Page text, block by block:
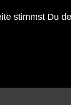
stimmst Du